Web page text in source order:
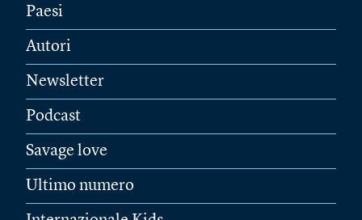
Paesi
Autori
Newsletter
Podcast
Savage love
Ultimo numero